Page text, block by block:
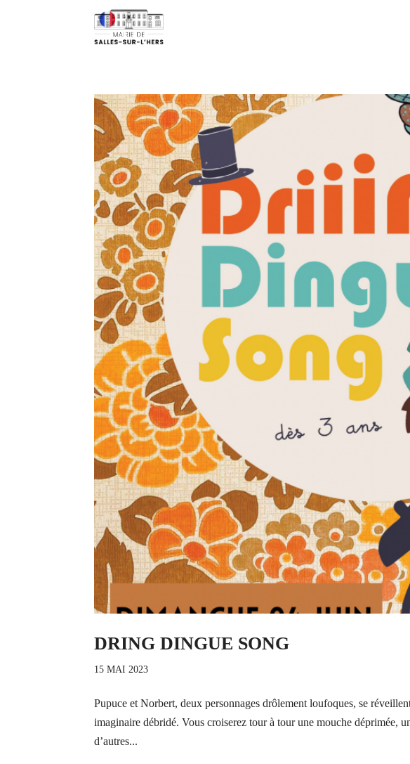
DRING DINGUE SONG
15 MAI 2023
Pupuce et Norbert, deux personnages drôlement loufoques, se
imaginaire débridé. Vous croiserez tour à tour une mouche déprimée,
d’autres...